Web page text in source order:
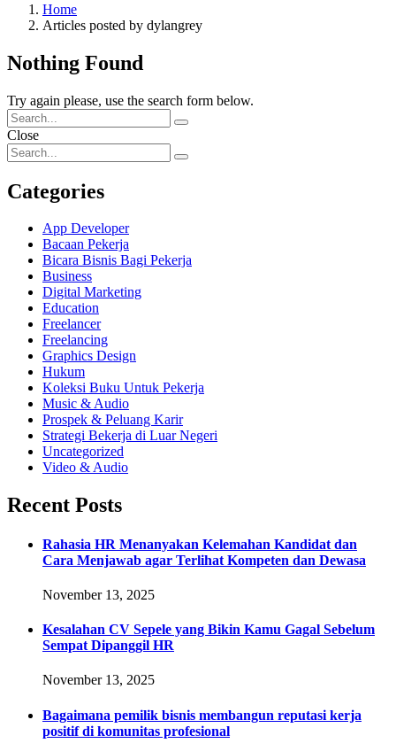
Home
Articles posted by dylangrey
Nothing Found
Try again please, use the search form below.
Close
Categories
App Developer
Bacaan Pekerja
Bicara Bisnis Bagi Pekerja
Business
Digital Marketing
Education
Freelancer
Freelancing
Graphics Design
Hukum
Koleksi Buku Untuk Pekerja
Music & Audio
Prospek & Peluang Karir
Strategi Bekerja di Luar Negeri
Uncategorized
Video & Audio
Recent Posts
Rahasia HR Menanyakan Kelemahan Kandidat dan
Cara Menjawab agar Terlihat Kompeten dan Dewasa
November 13, 2025
Kesalahan CV Sepele yang Bikin Kamu Gagal Sebelum
Sempat Dipanggil HR
November 13, 2025
Bagaimana pemilik bisnis membangun reputasi kerja
positif di komunitas profesional